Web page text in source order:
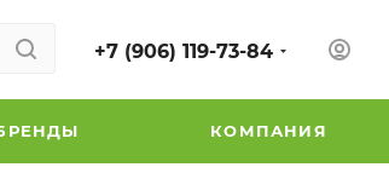
+7 (906) 119-73-84
КОМПАНИЯ